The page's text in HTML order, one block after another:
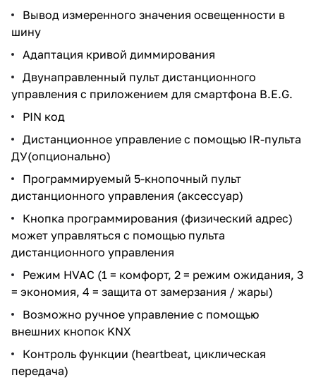
Вывод измеренного значения освещенности в
шину
Адаптация кривой диммирования
Двунаправленный пульт дистанционного
управления c приложением для смартфона B.E.G.
PIN код
Дистанционное управление с помощью IR-пульта
ДУ(опционально)
Программируемый 5-кнопочный пульт
дистанционного управления (аксессуар)
Кнопка программирования (физический адрес)
может управляться с помощью пульта
дистанционного управления
Режим HVAC (1 = комфорт, 2 = режим ожидания, 3
= экономия, 4 = защита от замерзания / жары)
Возможно ручное управление с помощью
внешних кнопок KNX
Контроль функции (heartbeat, циклическая
передача)